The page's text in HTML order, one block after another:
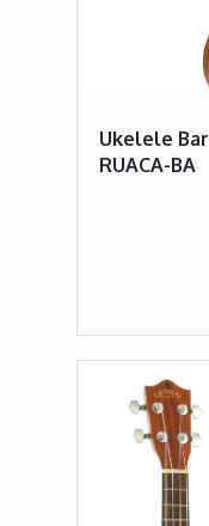
Ukelele
RUACA-BA